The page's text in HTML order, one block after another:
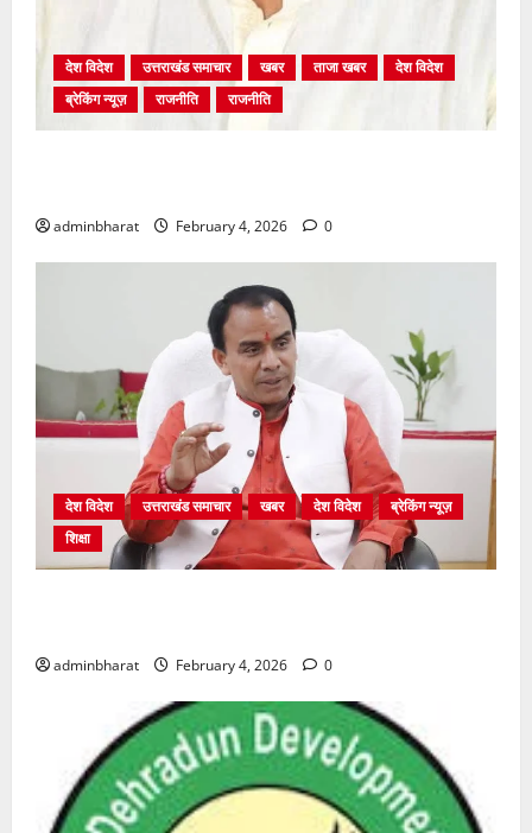
देश विदेश उत्तराखंड समाचार खबर ताजा खबर
देश विदेश
ब्रेकिंग न्यूज़
राजनीति राजनीति
adminbharat February 4, 2026 0
देश विदेश उत्तराखंड समाचार खबर देश विदेश
ब्रेकिंग न्यूज़
शिक्षा
adminbharat February 4, 2026 0